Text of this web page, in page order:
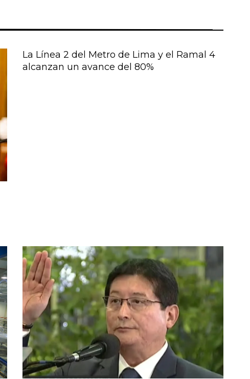
La Línea 2 del Metro de Lima y el Ramal 4
alcanzan un avance del 80%